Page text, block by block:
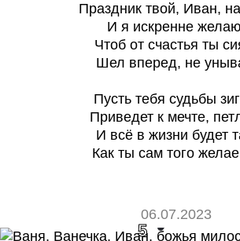
Праздник твой, Иван,
И я искренне
Чтоб от счастья ты
Шел вперед, не
Пусть тебя судьбы
Приведет к мечте,
И всё в жизни будет
Как ты сам того
06.07.2023
5 0